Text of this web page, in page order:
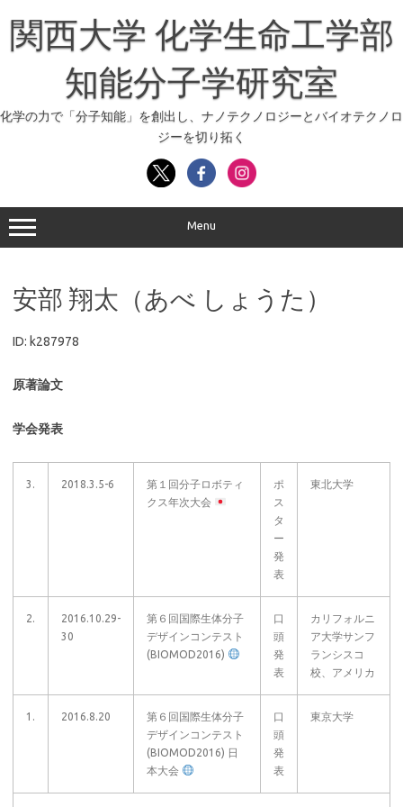
ン
ツ
プ
関西大学 化学生命工学部
知能分子学研究室
化学の力で「分子知能」を創出し、ナノテクノロジーとバイオテクノロ
ジーを切り拓く
Menu
安部 翔太（あべ しょうた）
ID: k287978
原著論文
学会発表
3. 2018.3.5-6
第１回分子ロボティ
クス年次大会
ポ
ス
タ
ー
発
表
東北大学
2.
2016.10.29-
30
第６回国際生体分子
デザインコンテスト
(BIOMOD2016)
口
頭
発
表
カリフォルニ
ア大学サンフ
ランシスコ
校、アメリカ
1. 2016.8.20
第６回国際生体分子
デザインコンテスト
(BIOMOD2016) 日
本大会
口
頭
発
表
東京大学